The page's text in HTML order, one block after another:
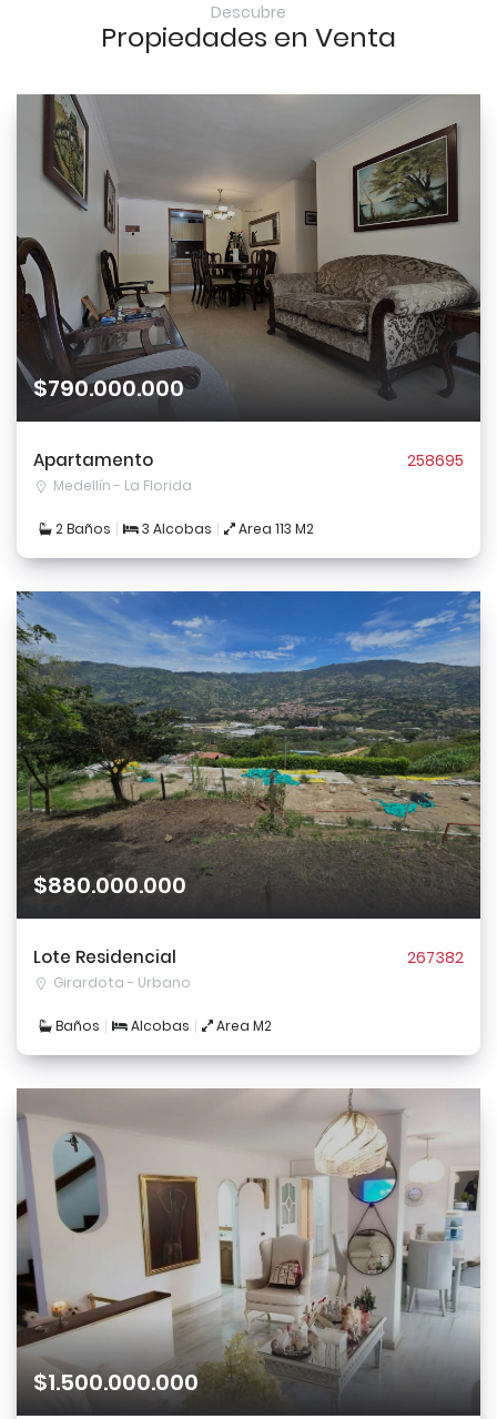
Recordarme
I agree with terms Have an account?
Descubre
Propiedades en Venta
$790.000.000
Apartamento 258695
Medellín - La Florida
2 Baños 3 Alcobas Area 113 M2
$880.000.000
Lote Residencial 267382
Girardota - Urbano
Baños Alcobas Area M2
$1.500.000.000